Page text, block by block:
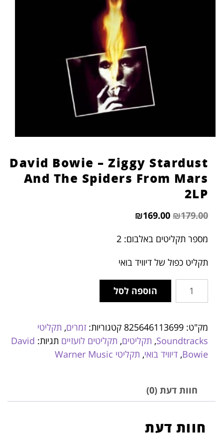
הוסף קו תחתון לקישורים
לאפס
את
כל
האפשרויות
cached
David Bowie – Ziggy Stardust
And The Spiders From Mars
2LP
₪179.00
₪169.00
מספר תקליטים באלבום: 2
תקליט כפול של דיוויד בואי
הוספה לסל
מק"ט: 825646113699 קטגוריות: זמרים, תקליטי
Soundtracks
, תקליטים, תקליטים לועזיים תגיות: David
Bowie
, דיוויד בואי, תקליטי Warner Music
חוות דעת (0)
חוות דעת